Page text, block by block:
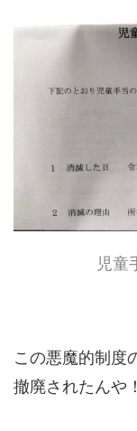
児童
この悪魔的制度
撤廃されたんや